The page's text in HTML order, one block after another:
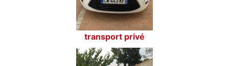
transport privé